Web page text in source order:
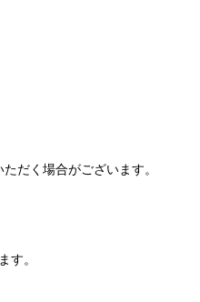
だく場合がございます。
す。